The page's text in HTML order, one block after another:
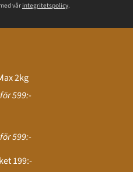
vårintegritetspolicy.
2kg
599:-
599:-
199:-